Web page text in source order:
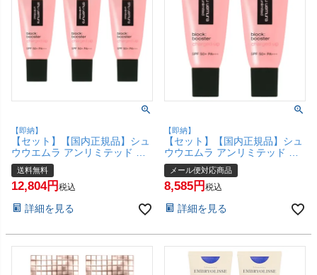
【即納】
【セット】【国内正規品】シュ
ウウエムラ アンリミテッド ブ
ロック：ブースター アドバンス
ト 30ml×3個 #エナジーフラッ
シュ SPF50+ PA+++ 【化粧下
便送料無料】(6044957-set3)
送料無料
12,804 税込
詳細を見る
【即納】
【セット】【国内正規品】シュ
ウウエムラ アンリミテッド ブ
ロック：ブースター アドバンス
ト 30ml×2個 #エナジーフラッ
シュ SPF50+ PA+++ 【化粧下
ル便対応商品】【SBT】
メール便対応商品
8,585 税込
詳細を見る